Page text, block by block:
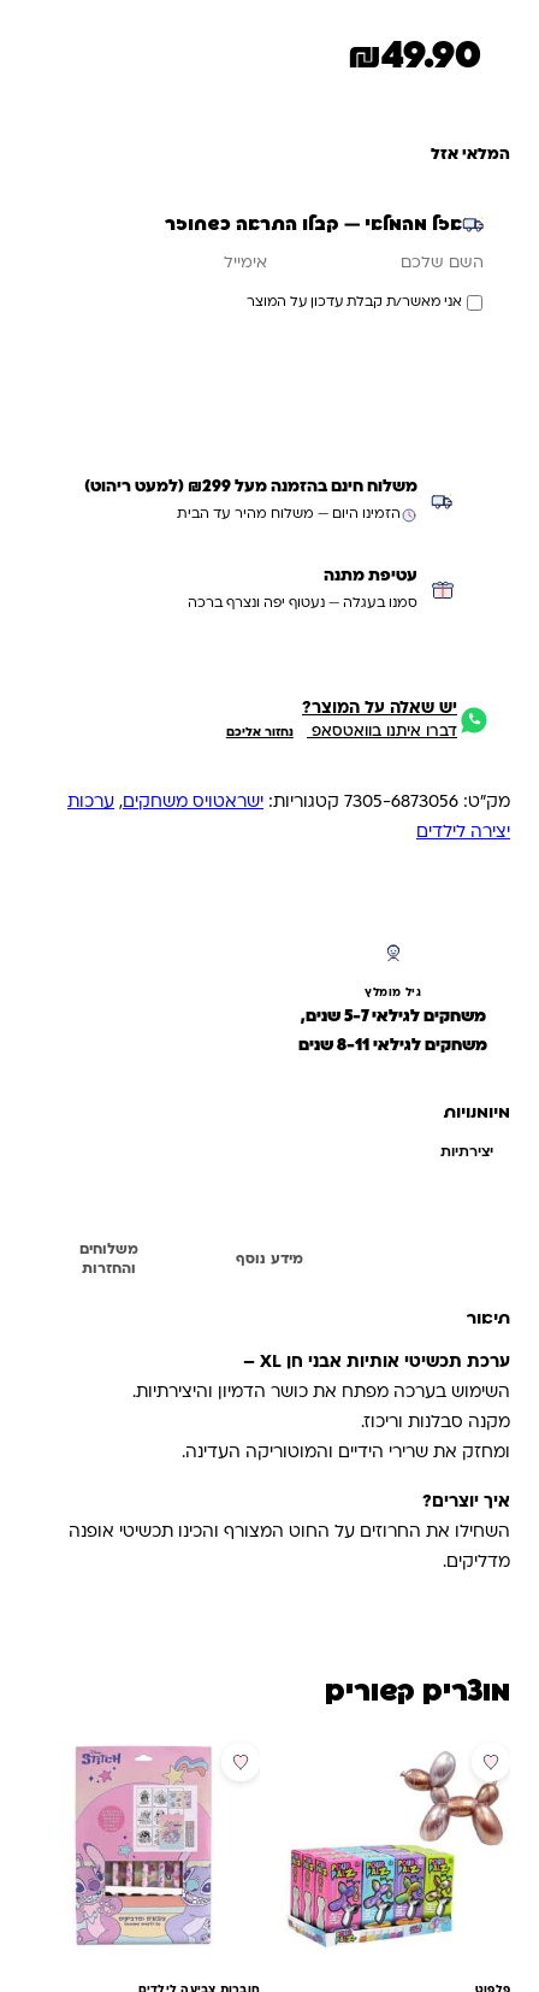
₪49.90
המלאי אזל
אזל מהמלאי — קבלו התראה כשחוזר
אני מאשר/ת קבלת עדכון על המוצר
משלוח חינם בהזמנה מעל ₪299 (למעט ריהוט)
הזמינו היום — משלוח מהיר עד הבית
עטיפת מתנה
סמנו בעגלה — נעטוף יפה ונצרף ברכה
יש שאלה על המוצר?
דברו איתנו בוואטסאפ נחזור אליכם
מק"ט: 7305-6873056 קטגוריות: ישראטויס משחקים, ערכות
יצירה לילדים
גיל מומלץ
משחקים לגילאי 5-7 שנים,
משחקים לגילאי 8-11 שנים
מיומנויות
יצירתיות
מידע נוסף
משלוחים
והחזרות
תיאור
ערכת תכשיטי אותיות אבני חן XL –
השימוש בערכה מפתח את כושר הדמיון והיצירתיות.
מקנה סבלנות וריכוז.
ומחזק את שרירי הידיים והמוטוריקה העדינה.
איך יוצרים?
השחילו את החרוזים על החוט המצורף והכינו תכשיטי אופנה
מדליקים.
מוצרים קשורים